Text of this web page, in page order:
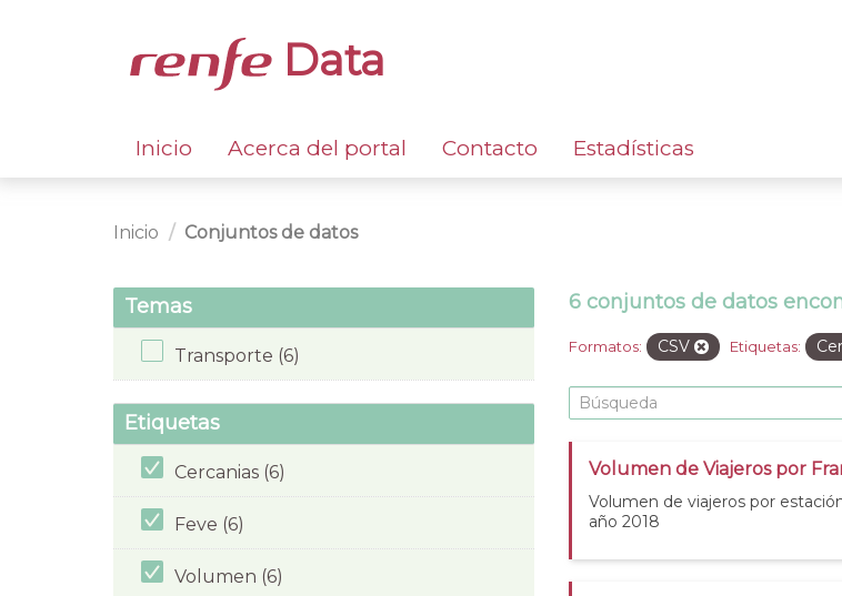
Data
Inicio Acerca del portal Contacto Estadísticas
Inicio Conjuntos de datos
Temas
Transporte (6)
Etiquetas
Cercanias (6)
Feve (6)
Volumen (6)
6 conjuntos de datos
Formatos: CSV Etiquetas:
Volumen de Viajeros por
Volumen de viajeros por
año 2018